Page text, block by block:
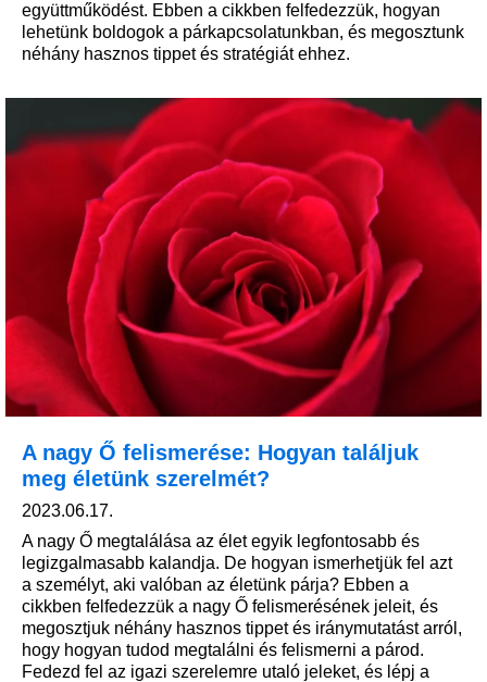
együttműködést. Ebben a cikkben felfedezzük, hogyan
lehetünk boldogok a párkapcsolatunkban, és megosztunk
néhány hasznos tippet és stratégiát ehhez.
A nagy Ő felismerése: Hogyan találjuk
meg életünk szerelmét?
2023.06.17.
A nagy Ő megtalálása az élet egyik legfontosabb és
legizgalmasabb kalandja. De hogyan ismerhetjük fel azt
a személyt, aki valóban az életünk párja? Ebben a
cikkben felfedezzük a nagy Ő felismerésének jeleit, és
megosztjuk néhány hasznos tippet és iránymutatást arról,
hogy hogyan tudod megtalálni és felismerni a párod.
Fedezd fel az igazi szerelemre utaló jeleket, és lépj a